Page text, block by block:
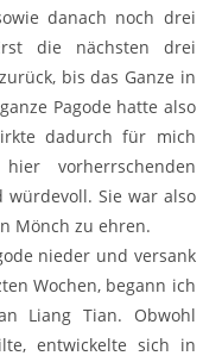
danach noch drei
die nächsten drei
bis das Ganze in
Pagode hatte also
dadurch für mich
vorherrschenden
würdevoll. Sie war also
Mönch zu ehren.
nieder und versank
Wochen, begann ich
Liang Tian. Obwohl
entwickelte sich in